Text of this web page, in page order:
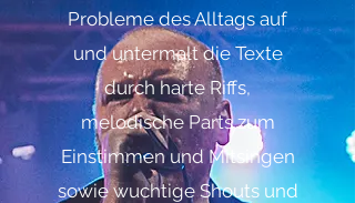
Probleme des Alltags auf
und untermalt die Texte
durch harte Riffs,
melodische Parts zum
Einstimmen und Mitsingen
sowie wuchtige Shouts und